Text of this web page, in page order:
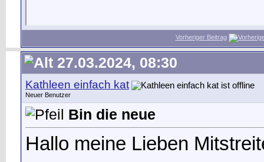
Vorheriger Beitrag
27.03.2024, 08:30
Kathleen einfach kat
Neuer Benutzer
Bin die neue
Hallo meine Lieben